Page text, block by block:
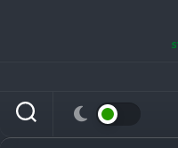
Isabell Werth